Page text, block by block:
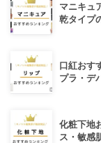
マニキュ
乾タイプ
口紅おす
プラ・デ
化粧下地
ス・敏感